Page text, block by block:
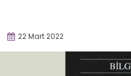
22 Mart 2022